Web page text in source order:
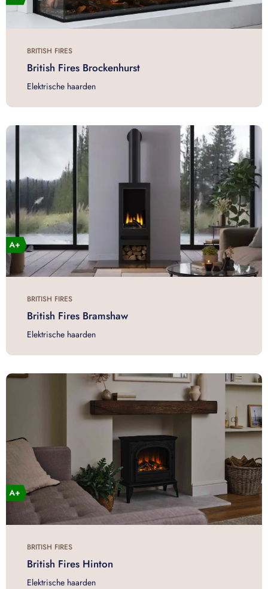
BRITISH FIRES
British Fires Brockenhurst
Elektrische haarden
BRITISH FIRES
British Fires Bramshaw
Elektrische haarden
BRITISH FIRES
British Fires Hinton
Elektrische haarden